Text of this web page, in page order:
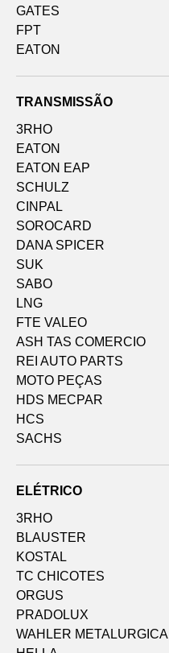
GATES
FPT
EATON
TRANSMISSÃO
3RHO
EATON
EATON EAP
SCHULZ
CINPAL
SOROCARD
DANA SPICER
SUK
SABO
LNG
FTE VALEO
ASH TAS COMERCIO
REI AUTO PARTS
MOTO PEÇAS
HDS MECPAR
HCS
SACHS
ELÉTRICO
3RHO
BLAUSTER
KOSTAL
TC CHICOTES
ORGUS
PRADOLUX
WAHLER METALURGICA